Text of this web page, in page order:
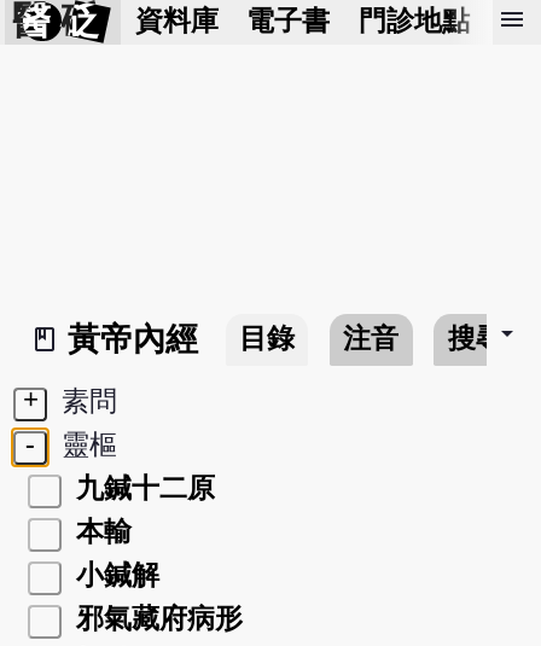
醫 砭 資料庫 電子書 門診地點 預
menu
book_2
黃帝內經 目錄 注音 搜尋arrow_drop_down
+
素問
-
靈樞
九鍼十二原
本輸
小鍼解
邪氣藏府病形